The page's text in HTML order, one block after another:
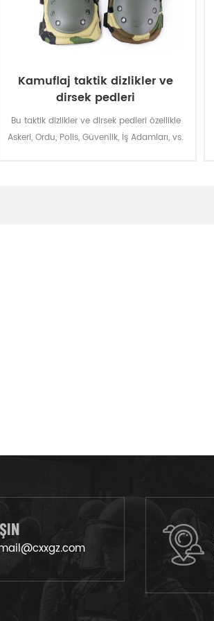
Kamuflaj taktik dizlikler ve
dirsek pedleri
Bu taktik dizlikler ve dirsek pedleri özellikle
Askeri, Ordu, Polis, Güvenlik, İş Adamları, vs.